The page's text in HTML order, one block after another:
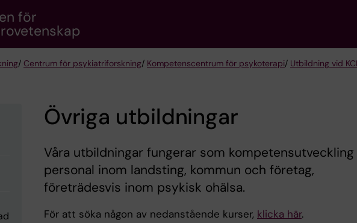
för
/ Centrum för psykiatriforskning/ Kompetenscentrum för psykoterapi/ Utbildning vid
Övriga utbildningar
Våra utbildningar fungerar som
personal inom landsting, kommun och företag,
företrädesvis inom psykisk ohälsa.
För att söka någon av nedanstående kurser, klicka här.